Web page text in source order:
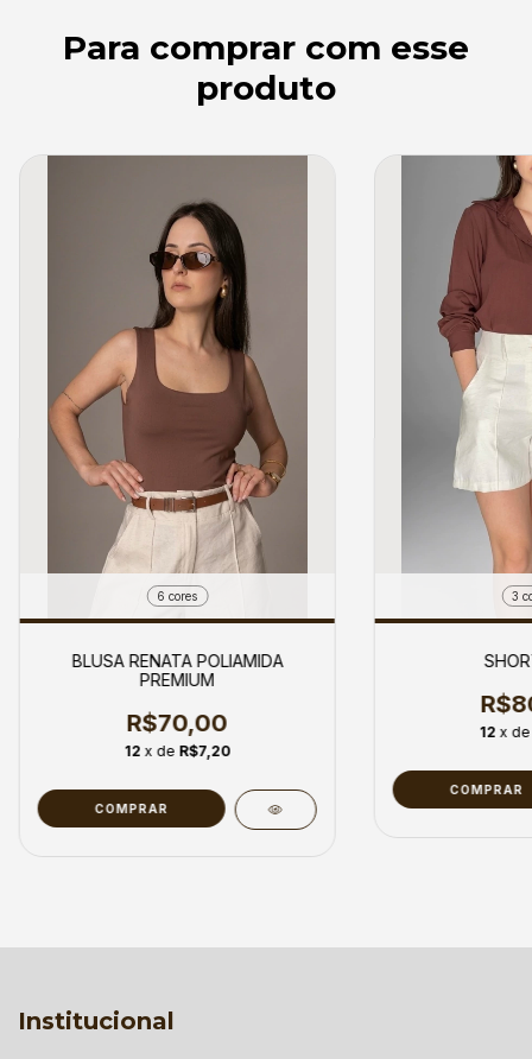
Para comprar com esse
produto
6 cores
BLUSA RENATA POLIAMIDA
PREMIUM
R$70,00
12 x de R$7,20
COMPRAR
3
12 x
COMPRAR
Institucional